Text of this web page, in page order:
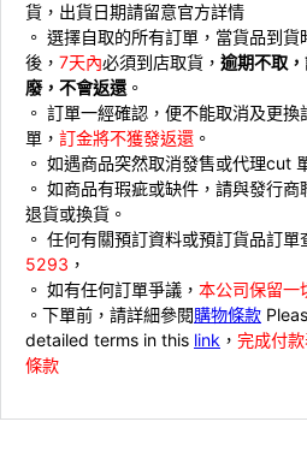
貨，出貨日期請留意官方詳情
。 ⁠選擇自取的所有訂單，當貨品到
後， 7天內必須到店取貨， 逾期不取
廢，不會返還 。
。 ⁠訂單一經確認，便不能取消及更
單， 訂金將不獲發返還 。
。 ⁠如遇商品突然取消發售或代理cut
。 ⁠如商品有瑕疵或缺件，請與發行
退貨或換貨。
。 ⁠⁠任何有關預訂資料或預訂貨品訂單
5293 ，
。 ⁠如有任何訂單爭議， 本公司保留一
。下單前，請詳細參閱購物條款
detailed terms in this link ， 完成付
條款